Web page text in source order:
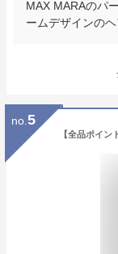
MAX MARAのパ
ームデザインの
no. 5